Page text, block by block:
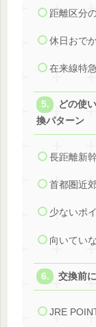
距離区分
休日おで
在来線特
どの使
換パターン
長距離新
首都圏近
少ないポ
向いてい
交換前
JRE